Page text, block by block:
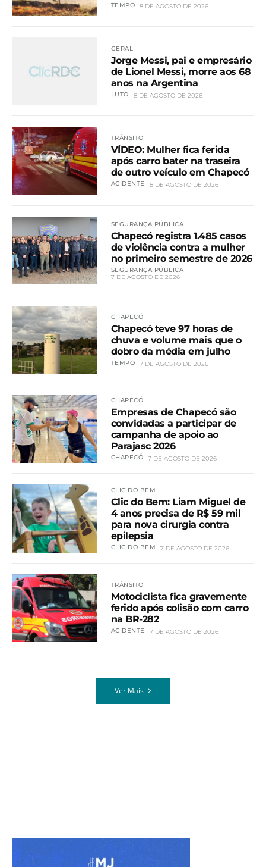
TEMPO 8 DE AGOSTO DE 2026
GERAL
Jorge Messi, pai e empresário
de Lionel Messi, morre aos 68
anos na Argentina
LUTO 8 DE AGOSTO DE 2026
TRÂNSITO
VÍDEO: Mulher fica ferida
após carro bater na traseira
de outro veículo em Chapecó
ACIDENTE 8 DE AGOSTO DE 2026
SEGURANÇA PÚBLICA
Chapecó registra 1.485 casos
de violência contra a mulher
no primeiro semestre de 2026
SEGURANÇA PÚBLICA
7 DE AGOSTO DE 2026
CHAPECÓ
Chapecó teve 97 horas de
chuva e volume mais que o
dobro da média em julho
TEMPO 7 DE AGOSTO DE 2026
CHAPECÓ
Empresas de Chapecó são
convidadas a participar de
campanha de apoio ao
Parajasc 2026
CHAPECÓ 7 DE AGOSTO DE 2026
CLIC DO BEM
Clic do Bem: Liam Miguel de
4 anos precisa de R$ 59 mil
para nova cirurgia contra
epilepsia
CLIC DO BEM 7 DE AGOSTO DE 2026
TRÂNSITO
Motociclista fica gravemente
ferido após colisão com carro
na BR-282
ACIDENTE 7 DE AGOSTO DE 2026
Ver Mais